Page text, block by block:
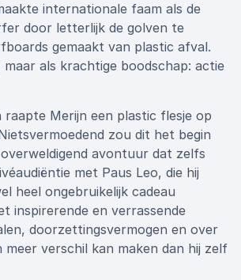
internationale faam als de
door letterlijk de golven te
gemaakt van plastic afval.
maar als krachtige boodschap: actie
raapte Merijn een plastic flesje op
zou dit het begin
avontuur dat zelfs
met Paus Leo, die hij
heel ongebruikelijk cadeau
inspirerende en verrassende
doorzettingsvermogen en over
meer verschil kan maken dan hij zelf